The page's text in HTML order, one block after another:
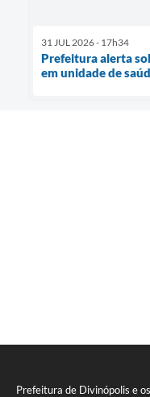
Prefeitura de Divinópolis e
31 JUL 2026 - 17h34
Prefeitura alerta
em unidade de